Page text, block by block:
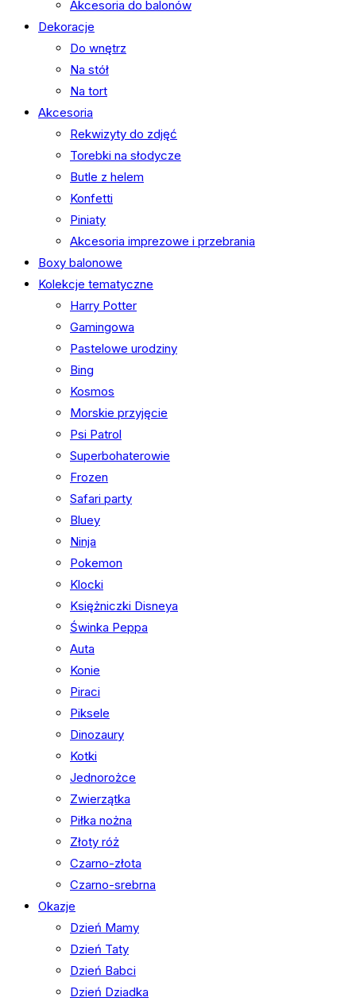
Akcesoria do balonów
Dekoracje
Do wnętrz
Na stół
Na tort
Akcesoria
Rekwizyty do zdjęć
Torebki na słodycze
Butle z helem
Konfetti
Piniaty
Akcesoria imprezowe i przebrania
Boxy balonowe
Kolekcje tematyczne
Harry Potter
Gamingowa
Pastelowe urodziny
Bing
Kosmos
Morskie przyjęcie
Psi Patrol
Superbohaterowie
Frozen
Safari party
Bluey
Ninja
Pokemon
Klocki
Księżniczki Disneya
Świnka Peppa
Auta
Konie
Piraci
Piksele
Dinozaury
Kotki
Jednorożce
Zwierzątka
Piłka nożna
Złoty róż
Czarno-złota
Czarno-srebrna
Okazje
Dzień Mamy
Dzień Taty
Dzień Babci
Dzień Dziadka